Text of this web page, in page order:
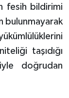
fesih bildirimi
bulunmayarak
taşıdığı
doğrudan